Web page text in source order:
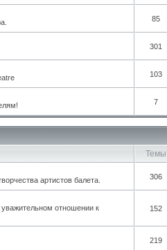
85
301
103
7
Темы
артистов балета. 306
отношении к
152
219